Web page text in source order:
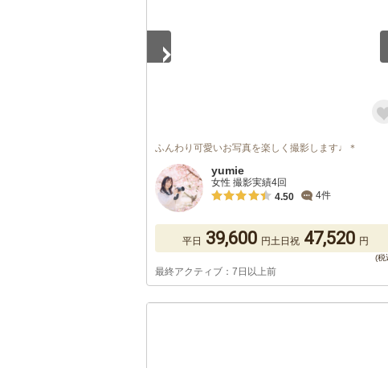
ふんわり可愛いお写真を楽しく撮影します♩＊
yumie
女性 撮影実績4回
4.50
4件
平日 39,600 円土日祝 47,520 円
最終アクティブ：7日以上前